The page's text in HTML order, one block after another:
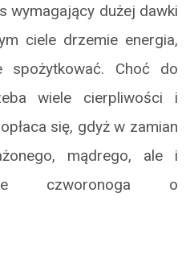
wymagający dużej dawki
ciele drzemie energia,
spożytkować. Choć do
wiele cierpliwości i
się, gdyż w zamian
mądrego, ale i
czworonoga o